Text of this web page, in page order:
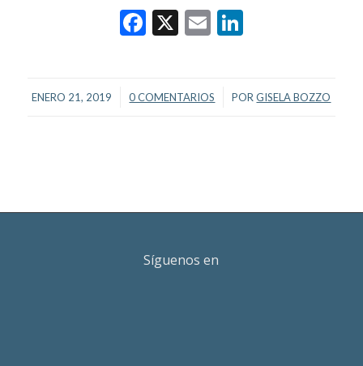
Facebook
X EmailLinkedIn
ENERO 21, 2019
/ 0 COMENTARIOS
/ PORGISELA BOZZO
Síguenos en